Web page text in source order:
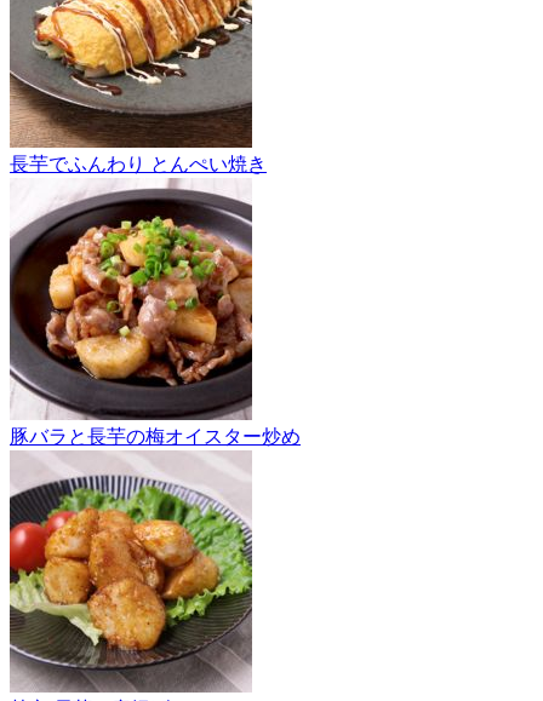
長芋でふんわり とんぺい焼き
豚バラと長芋の梅オイスター炒め